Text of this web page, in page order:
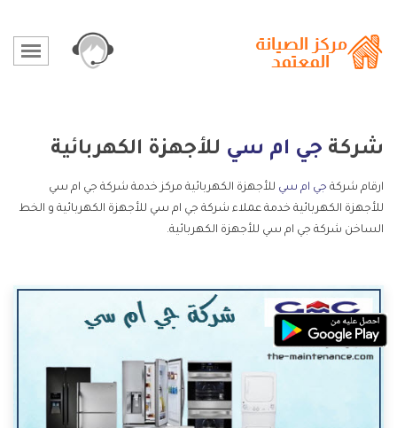
شركة جي ام سي للأجهزة الكهربائية
ارقام شركة جي ام سي للأجهزة الكهربائية مركز خدمة شركة جي ام سي
للأجهزة الكهربائية خدمة عملاء شركة جي ام سي للأجهزة الكهربائية و الخط
الساخن شركة جي ام سي للأجهزة الكهربائية.